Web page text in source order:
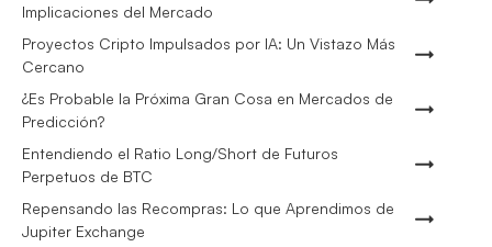
Implicaciones del Mercado
Proyectos Cripto Impulsados por IA: Un Vistazo Más
Cercano
¿Es Probable la Próxima Gran Cosa en Mercados de
Predicción?
Entendiendo el Ratio Long/Short de Futuros
Perpetuos de BTC
Repensando las Recompras: Lo que Aprendimos de
Jupiter Exchange